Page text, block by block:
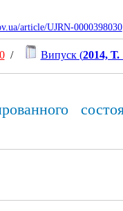
article/UJRN-0000398030
/ Випуск (2014,